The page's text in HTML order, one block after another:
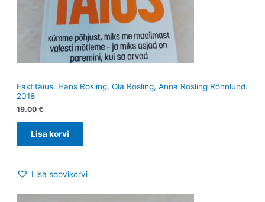
Faktitäius. Hans Rosling, Ola Rosling, Anna Rosling Rönnlund.
2018
19.00 €
Lisa korvi
Lisa soovikorvi